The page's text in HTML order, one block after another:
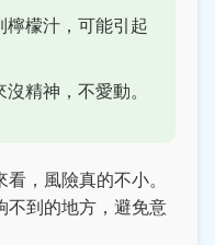
檸檬汁，可能引起
精神，不愛動。
，風險真的不小。
不到的地方，避免意